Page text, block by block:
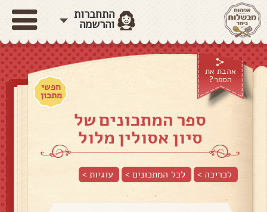
התחברות
והרשמה
אהבת את
הספר?
חפשי
מתכון
ספר המתכונים של
סיון אסולין מלול
לכריכה > לכל המתכונים > עוגיות>